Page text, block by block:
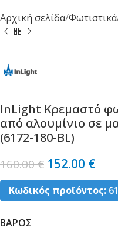
Αρχική σελίδα Φωτιστικά
InLight Κρεμαστό
από αλουμίνιο σε
(6172-180-BL)
160.00€ 152.00 €
Κωδικός προϊόντος:
ΒΑΡΟΣ